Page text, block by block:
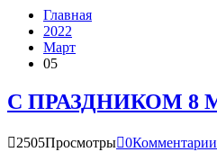
Главная
2022
Март
05
С ПРАЗДНИКОМ 8
2505Просмотры 0Комментарии